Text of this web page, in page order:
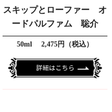
スキップとローファー オ
ードパルファム 聡介
50ml 2,475円（税込）